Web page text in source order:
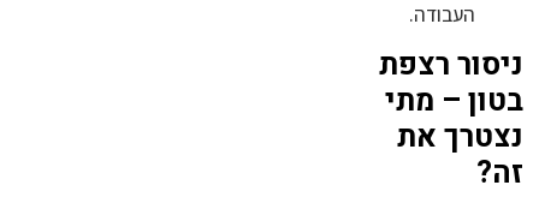
העבודה.
ניסור רצפת
בטון – מתי
נצטרך את
זה?